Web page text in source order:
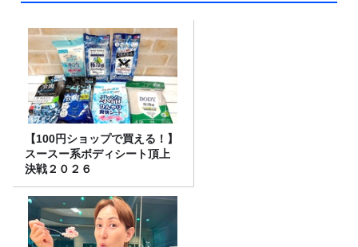
【100円ショップで買える！】
スースー系ボディシート頂上
決戦２０２６